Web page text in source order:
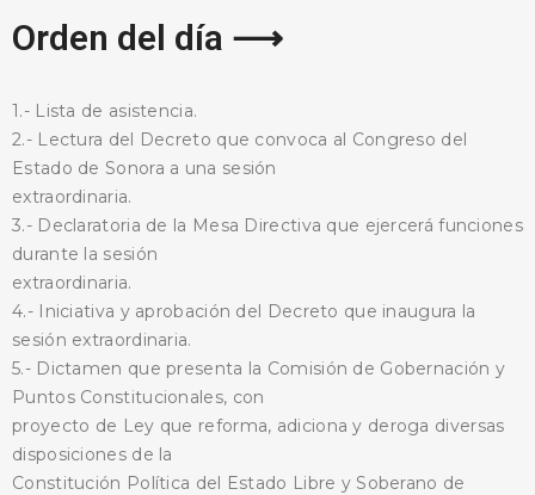
Orden del día ⟶
1.- Lista de asistencia.
2.- Lectura del Decreto que convoca al Congreso del
Estado de Sonora a una sesión
extraordinaria.
3.- Declaratoria de la Mesa Directiva que ejercerá funciones
durante la sesión
extraordinaria.
4.- Iniciativa y aprobación del Decreto que inaugura la
sesión extraordinaria.
5.- Dictamen que presenta la Comisión de Gobernación y
Puntos Constitucionales, con
proyecto de Ley que reforma, adiciona y deroga diversas
disposiciones de la
Constitución Política del Estado Libre y Soberano de